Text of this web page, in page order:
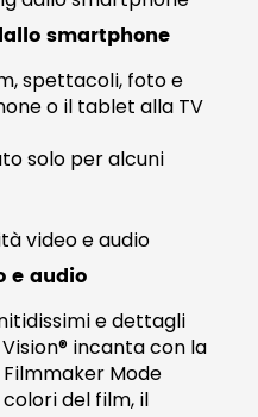
smartphone
spettacoli, foto e
o il tablet alla TV
solo per alcuni
e audio
e dettagli
incanta con la
Mode
del film, il